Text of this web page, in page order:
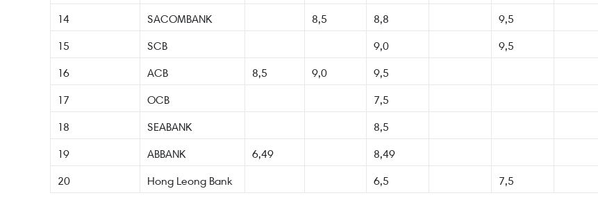
14
SACOMBANK 8,5 8,8
9,5
15
SCB 9,0
9,5
16
ACB 8,5 9,0
9,5
17
OCB
7,5
18
SEABANK
8,5
19
ABBANK 6,49
8,49
20
Hong Leong Bank 6,5 7,5